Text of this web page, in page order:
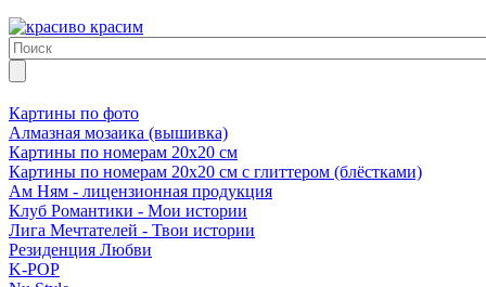
Картины по фото
Алмазная мозаика (вышивка)
Картины по номерам 20х20 см
Картины по номерам 20х20 см с глиттером (блёстками)
Ам Ням - лицензионная продукция
Клуб Романтики - Мои истории
Лига Мечтателей - Твои истории
Резиденция Любви
K-POP